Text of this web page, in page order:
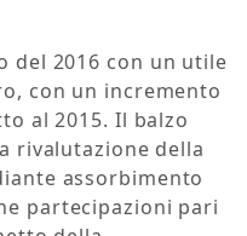
del 2016 con un utile
con un incremento
al 2015. Il balzo
rivalutazione della
assorbimento
partecipazioni pari